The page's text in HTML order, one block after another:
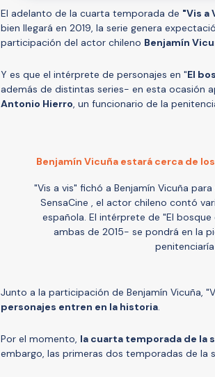
El adelanto de la cuarta temporada de "Vis a
bien llegará en 2019, la serie genera
participación del actor chileno Benjamín
Y es que el intérprete de personajes en "El
además de distintas series- en esta ocasión
Antonio Hierro, un funcionario de la
Benjamín Vicuña estará cerca de
"Vis a vis" fichó a Benjamín Vicuña
SensaCine , el actor chileno contó
española. El intérprete de "El
ambas de 2015- se pondrá en la
Junto a la participación de Benjamín Vicuña,
personajes entren en la historia.
Por el momento, la cuarta temporada de la
embargo, las primeras dos temporadas de la